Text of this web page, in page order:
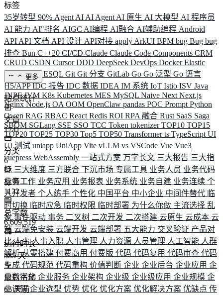
标签
35岁转型 90% Agent AI AI Agent AI 原生 AI 大模型 AI 程序员
AI 能力 AI"排名 AIGC AI编程 AI融合 AI辅助编程 Android
API API 文档 API 设计 API对接 apply ArkUI BPM bug Bug bug
排查 Bun C++20 CI/CD Claude Claude Code Components CRM
CRUD CSDN CursorDDD DeepSeek DevOps DockerElastic
ELK ElysiaESQL Git Git 分支 GitLab Go Go 泛型 Go 语言
H5/APPIDC 报告 IDC 数据 IDEA IM 系统 IoT Istio ISV Java
JNPFJVM K8s Kubernetes MES MySQL Naive Next Next.js
NginxNode.js OA OOM OpenClaw pandas POC Prompt Python
Qwen RAG RBAC React Redis ROI RPA 融合 Rust SaaS Saga
SBOM SGLang SSE SSO TCC Token tokenizerTOP10 TOP15
TOP20 TOP25 TOP30 Top5 TOP50 Transformerts TypeScript UI
UI 测试 uniapp UniApp Vite vLLM vs VSCode Vue Vue3
vuepress WebAssembly 一站式方案 万字长文 三大报告 三大指
标 三大维度 三方联合 下沉市场 专属工具 业务人员 业务代码
业务工作 业务应用 业务报表 业务系统 业务自建 业务连续 个
人开发者 个人练手 个性化 中国平台 中小企业 中间件替代 临
时切换 临时应急 临时权限 临时部署 为什么你做 主流选择 乱
象 事件驱动 事务 二叉树 二次开发 二次搭建 云原生 云成本 云
端 云端免安装 云端开发 云端部署 五大能力 交叉验证 产品对
比人事人事入职 人事管理 人力资源 人员管理 人工智能 人群
解析从零搭建 付费商用 付费版 代码 代码复用 代码审查 代码
生成 代码规范 代码重构 价值判断 企业 企业后台 企业应用 企
业数字化 企业服务 企业架构 企业级 企业级应用 企业规模 企
业调研企业选型 优势 优化 优化方案 优化解决方案 优缺点 传
更多
站点统计
文章
1741
分类
6
标签
1132
总字数
6,609,519
运行时长
585 天
最后活动
65 天前